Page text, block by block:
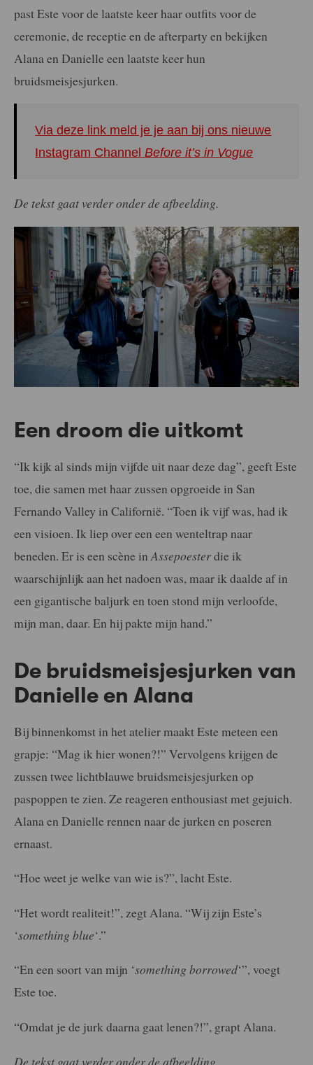
past Este voor de laatste keer haar outfits voor de
ceremonie, de receptie en de afterparty en bekijken
Alana en Danielle een laatste keer hun
bruidsmeisjesjurken.
Via deze link meld je je aan bij ons nieuwe
Instagram ChannelBefore it’s in Vogue
De tekst gaat verder onder de afbeelding.
Een droom die uitkomt
“Ik kijk al sinds mijn vijfde uit naar deze dag”, geeft Este
toe, die samen met haar zussen opgroeide in San
Fernando Valley in Californië. “Toen ik vijf was, had ik
een visioen. Ik liep over een een wenteltrap naar
beneden. Er is een scène inAssepoesterdie ik
waarschijnlijk aan het nadoen was, maar ik daalde af in
een gigantische baljurk en toen stond mijn verloofde,
mijn man, daar. En hij pakte mijn hand.”
De bruidsmeisjesjurken van
Danielle en Alana
Bij binnenkomst in het atelier maakt Este meteen een
grapje: “Mag ik hier wonen?!” Vervolgens krijgen de
zussen twee lichtblauwe bruidsmeisjesjurken op
paspoppen te zien. Ze reageren enthousiast met gejuich.
Alana en Danielle rennen naar de jurken en poseren
ernaast.
“Hoe weet je welke van wie is?”, lacht Este.
“Het wordt realiteit!”, zegt Alana. “Wij zijn Este’s
‘something blue‘.”
“En een soort van mijn ‘something borrowed‘”, voegt
Este toe.
“Omdat je de jurk daarna gaat lenen?!”, grapt Alana.
De tekst gaat verder onder de afbeelding.